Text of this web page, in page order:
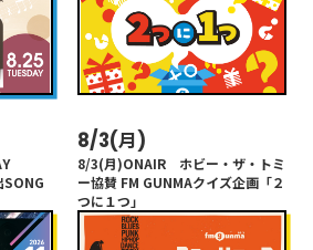
SONG
8/3(月)
8/3(月)ONAIR ホビー・ザ・トミ
ー協賛 FM GUNMAクイズ企画「２
つに１つ」